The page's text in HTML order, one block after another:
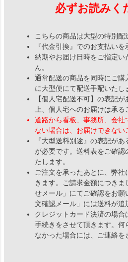
必ずお読み
こちらの商品は大型の特別配
『代金引換』でのお支払いを
納期やお届け日時をご指定い
ん。
通常配送の商品を同時にご購
に大型便にて配送手配いたし
【個人宅配送不可】の表記
上、個人宅へのお届けは承る
道路から看板、事務所、会社
ない場合は、お届けできない
『大型送料別途』の表記が
が必要です。送料表をご確認
たします。
ご注文を承ったあとに、弊
きます。ご請求金額につきま
せメール」にてご確認をお願
文確認メール」には送料が追
クレジットカード決済の場合
手続きをさせて頂きます。何
なかった場合には、ご連絡を